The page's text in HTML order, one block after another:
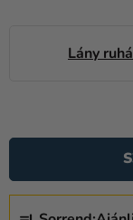
Ruházat
Ünnepek
Lány
E
R
M